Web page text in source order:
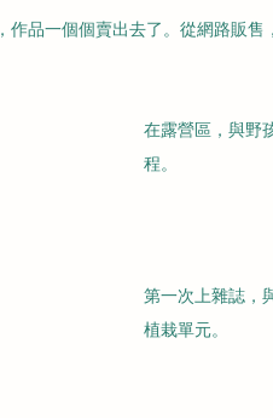
品一個個賣出去了。從網路販售
在露營區，與野
程。
第一次上雜誌，
植栽單元。